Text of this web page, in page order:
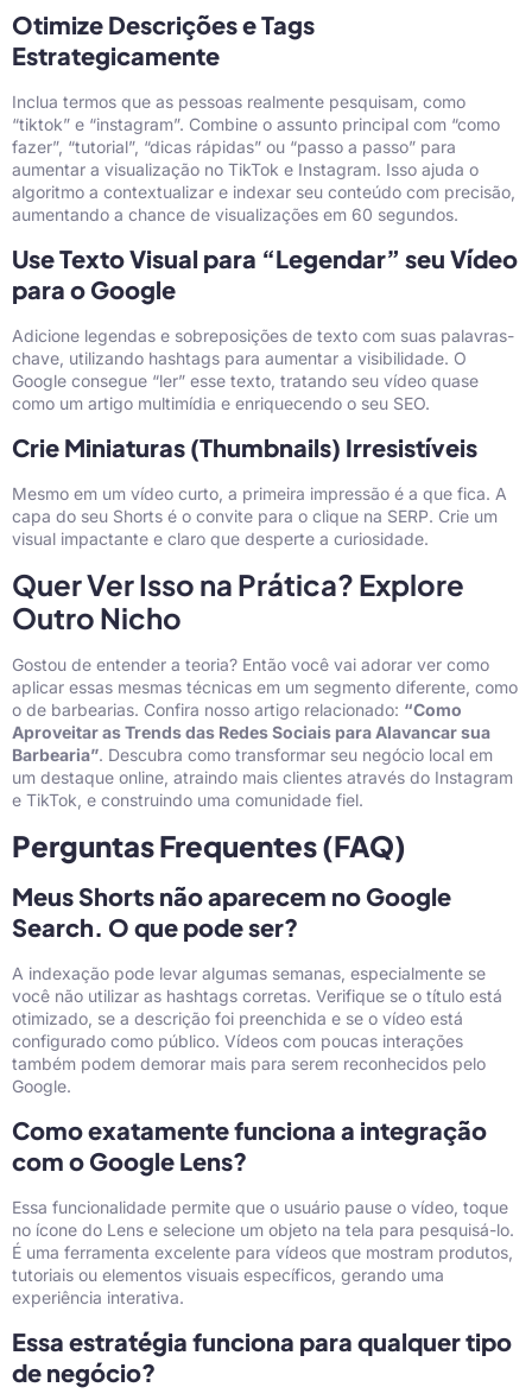
Otimize Descrições e Tags
Estrategicamente
Inclua termos que as pessoas realmente pesquisam, como
“tiktok” e “instagram”. Combine o assunto principal com “como
fazer”, “tutorial”, “dicas rápidas” ou “passo a passo” para
aumentar a visualização no TikTok e Instagram. Isso ajuda o
algoritmo a contextualizar e indexar seu conteúdo com precisão,
aumentando a chance de visualizações em 60 segundos.
Use Texto Visual para “Legendar” seu Vídeo
para o Google
Adicione legendas e sobreposições de texto com suas palavras-
chave, utilizando hashtags para aumentar a visibilidade. O
Google consegue “ler” esse texto, tratando seu vídeo quase
como um artigo multimídia e enriquecendo o seu SEO.
Crie Miniaturas (Thumbnails) Irresistíveis
Mesmo em um vídeo curto, a primeira impressão é a que fica. A
capa do seu Shorts é o convite para o clique na SERP. Crie um
visual impactante e claro que desperte a curiosidade.
Quer Ver Isso na Prática? Explore
Outro Nicho
Gostou de entender a teoria? Então você vai adorar ver como
aplicar essas mesmas técnicas em um segmento diferente, como
o de barbearias. Confira nosso artigo relacionado: “Como
Aproveitar as Trends das Redes Sociais para Alavancar sua
Barbearia”. Descubra como transformar seu negócio local em
um destaque online, atraindo mais clientes através do Instagram
e TikTok, e construindo uma comunidade fiel.
Perguntas Frequentes (FAQ)
Meus Shorts não aparecem no Google
Search. O que pode ser?
A indexação pode levar algumas semanas, especialmente se
você não utilizar as hashtags corretas. Verifique se o título está
otimizado, se a descrição foi preenchida e se o vídeo está
configurado como público. Vídeos com poucas interações
também podem demorar mais para serem reconhecidos pelo
Google.
Como exatamente funciona a integração
com o Google Lens?
Essa funcionalidade permite que o usuário pause o vídeo, toque
no ícone do Lens e selecione um objeto na tela para pesquisá-lo.
É uma ferramenta excelente para vídeos que mostram produtos,
tutoriais ou elementos visuais específicos, gerando uma
experiência interativa.
Essa estratégia funciona para qualquer tipo
de negócio?